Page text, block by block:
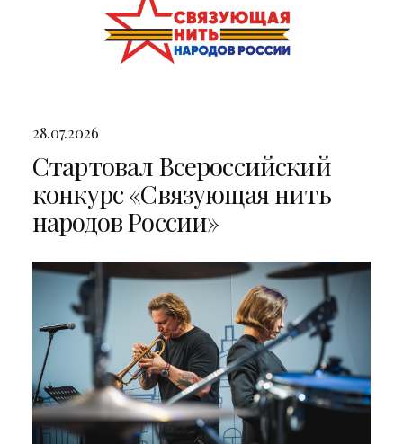
28.07.2026
Стартовал Всероссийский
конкурс «Связующая нить
народов России»